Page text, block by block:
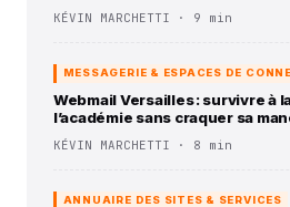
KÉVIN MARCHETTI · 9 min
MESSAGERIE & ESPACES DE
Webmail Versailles : survivre à
l’académie sans craquer sa
KÉVIN MARCHETTI · 8 min
ANNUAIRE DES SITES & SERVICES